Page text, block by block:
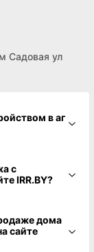
Садовая ул
с
IRR.BY?
дома
сайте